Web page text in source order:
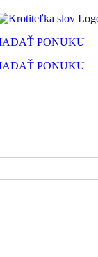
PONUKU
PONUKU